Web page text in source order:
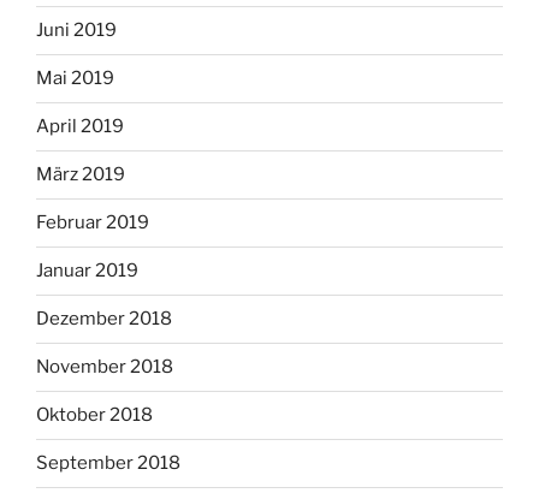
Juni 2019
Mai 2019
April 2019
März 2019
Februar 2019
Januar 2019
Dezember 2018
November 2018
Oktober 2018
September 2018